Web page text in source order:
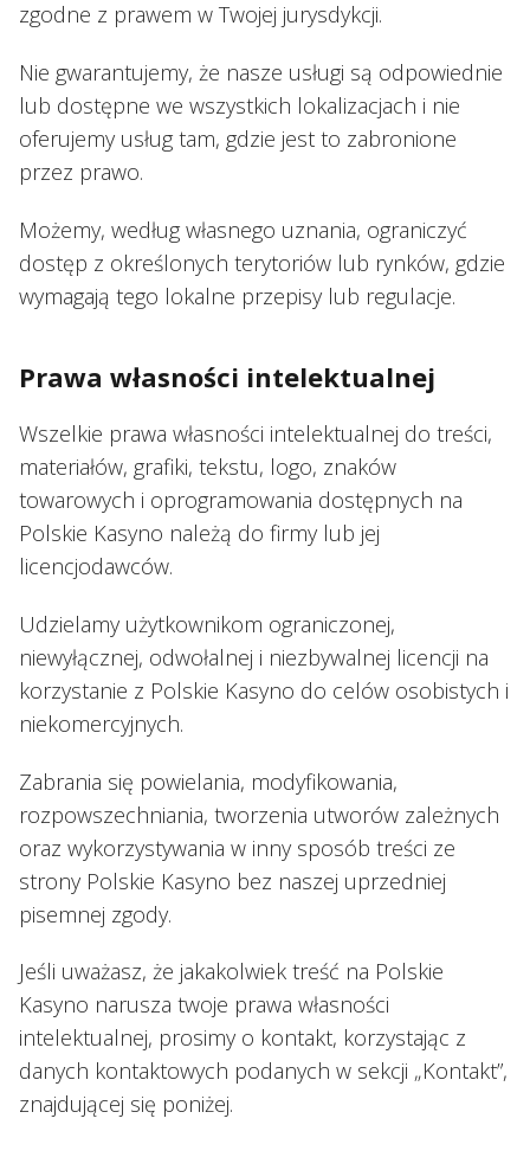
zgodne z prawem w Twojej jurysdykcji.
Nie gwarantujemy, że nasze usługi są odpowiednie
lub dostępne we wszystkich lokalizacjach i nie
oferujemy usług tam, gdzie jest to zabronione
przez prawo.
Możemy, według własnego uznania, ograniczyć
dostęp z określonych terytoriów lub rynków, gdzie
wymagają tego lokalne przepisy lub regulacje.
Prawa własności intelektualnej
Wszelkie prawa własności intelektualnej do treści,
materiałów, grafiki, tekstu, logo, znaków
towarowych i oprogramowania dostępnych na
Polskie Kasyno należą do firmy lub jej
licencjodawców.
Udzielamy użytkownikom ograniczonej,
niewyłącznej, odwołalnej i niezbywalnej licencji na
korzystanie z Polskie Kasyno do celów osobistych i
niekomercyjnych.
Zabrania się powielania, modyfikowania,
rozpowszechniania, tworzenia utworów zależnych
oraz wykorzystywania w inny sposób treści ze
strony Polskie Kasyno bez naszej uprzedniej
pisemnej zgody.
Jeśli uważasz, że jakakolwiek treść na Polskie
Kasyno narusza twoje prawa własności
intelektualnej, prosimy o kontakt, korzystając z
danych kontaktowych podanych w sekcji „Kontakt”,
znajdującej się poniżej.